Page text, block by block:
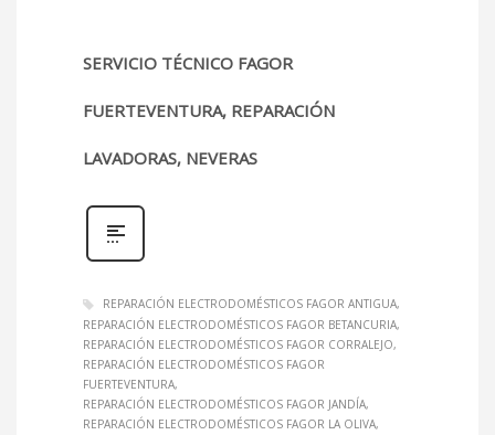
SERVICIO TÉCNICO FAGOR
FUERTEVENTURA, REPARACIÓN
LAVADORAS, NEVERAS
REPARACIÓN ELECTRODOMÉSTICOS FAGOR ANTIGUA
REPARACIÓN ELECTRODOMÉSTICOS FAGOR BETANCURIA
REPARACIÓN ELECTRODOMÉSTICOS FAGOR CORRALEJO
REPARACIÓN ELECTRODOMÉSTICOS FAGOR
FUERTEVENTURA
REPARACIÓN ELECTRODOMÉSTICOS FAGOR JANDÍA
REPARACIÓN ELECTRODOMÉSTICOS FAGOR LA OLIVA